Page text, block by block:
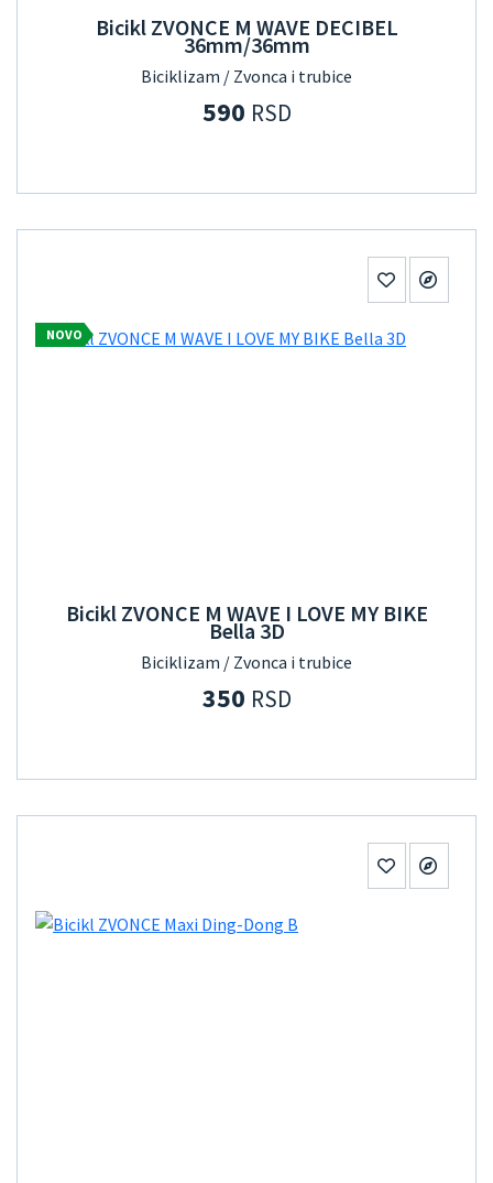
Bicikl ZVONCE M WAVE DECIBEL
36mm/36mm
Biciklizam / Zvonca i trubice
590 RSD
NOVO
Bicikl ZVONCE M WAVE I LOVE MY BIKE
Bella 3D
Biciklizam / Zvonca i trubice
350 RSD